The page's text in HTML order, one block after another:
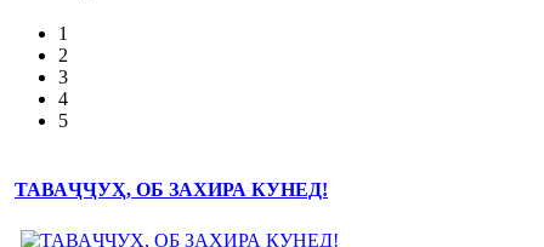
1
2
3
4
5
ТАВАҶҶУҲ, ОБ ЗАХИРА КУНЕД!